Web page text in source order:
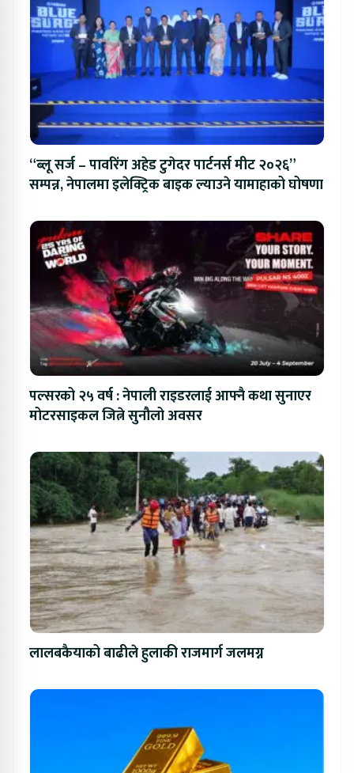
“ब्लू सर्ज – पावरिंग अहेड टुगेदर पार्टनर्स मीट २०२६”
सम्पन्न, नेपालमा इलेक्ट्रिक बाइक ल्याउने यामाहाको घोषणा
पल्सरको २५ वर्ष : नेपाली राइडरलाई आफ्नै कथा सुनाएर
मोटरसाइकल जित्ने सुनौलो अवसर
लालबकैयाको बाढीले हुलाकी राजमार्ग जलमग्न